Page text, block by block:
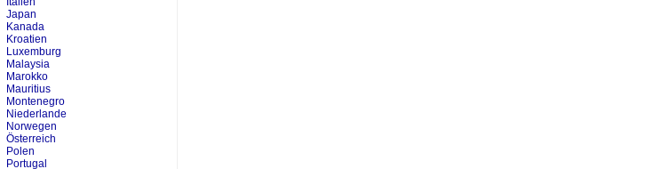
Japan
Kanada
Kroatien
Luxemburg
Malaysia
Marokko
Mauritius
Montenegro
Niederlande
Norwegen
Österreich
Polen
Portugal